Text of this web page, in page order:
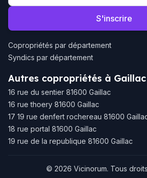
S'inscrire
Copropriétés par département
Syndics par département
Autres copropriétés à Gaillac
16 rue du sentier 81600 Gaillac
16 rue thoery 81600 Gaillac
17 19 rue denfert rochereau 81600
18 rue portal 81600 Gaillac
19 rue de la republique 81600 Gaillac
© 2026 Vicinorum. Tous